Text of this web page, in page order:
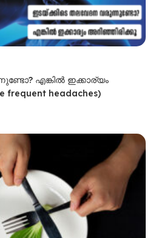
എങ്കിൽ ഇക്കാര്യം
frequent headaches)